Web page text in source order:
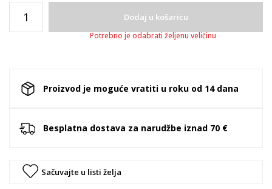
Dodaj u košaricu
Potrebno je odabrati željenu veličinu
Proizvod je moguće vratiti u roku od 14 dana
Besplatna dostava za narudžbe iznad 70 €
Sačuvajte u listi želja